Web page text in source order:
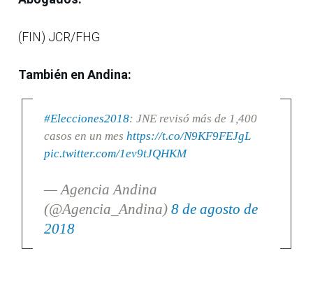
(FIN) JCR/FHG
También en Andina:
#Elecciones2018: JNE revisó más de 1,400
casos en un mes https://t.co/N9KF9FEJgL
pic.twitter.com/1ev9tJQHKM
— Agencia Andina
(@Agencia_Andina) 8 de agosto de
2018